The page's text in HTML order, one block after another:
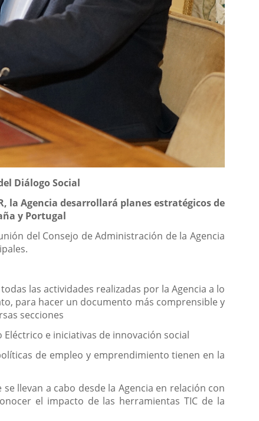
Diálogo Social
la Agencia desarrollará planes estratégicos de
y Portugal
del Consejo de Administración de la Agencia
las actividades realizadas por la Agencia a lo
para hacer un documento más comprensible y
secciones
e iniciativas de innovación social
de empleo y emprendimiento tienen en la
llevan a cabo desde la Agencia en relación con
el impacto de las herramientas TIC de la